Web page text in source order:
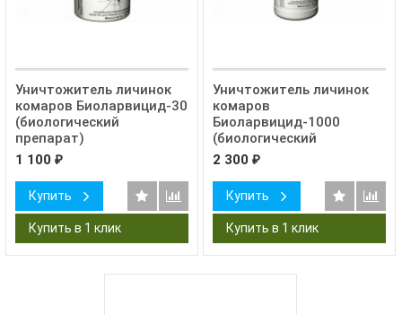
Уничтожитель личинок
комаров Биоларвицид-30
(биологический
препарат)
1 100 ₽
Купить
Уничтожитель личинок
комаров
Биоларвицид-1000
(биологический
препарат)
2 300 ₽
Купить